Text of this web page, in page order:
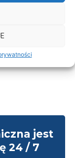
jest
24 / 7